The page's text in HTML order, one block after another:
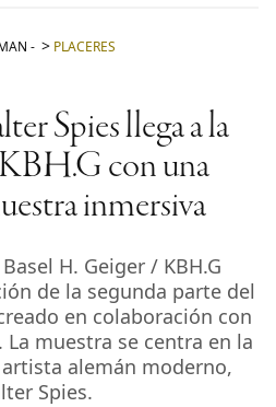
- PLACERES
Spies llega a la
con una
inmersiva
H. Geiger / KBH.G
de la segunda parte del
en colaboración con
muestra se centra en la
alemán moderno,
Spies.